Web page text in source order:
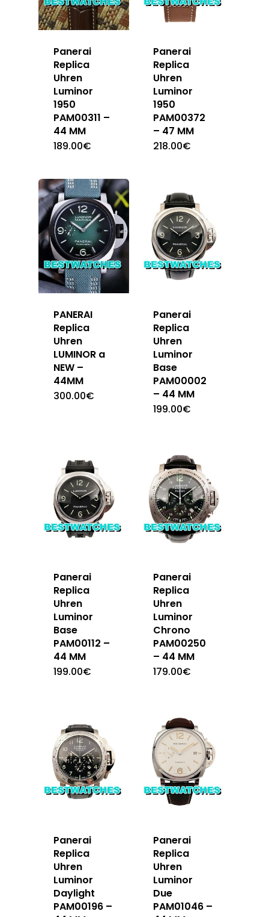
Panerai
Replica
Uhren
Luminor
1950
PAM00311 –
44 MM
189.00€
Panerai
Replica
Uhren
Luminor
1950
PAM00372
– 47 MM
218.00€
PANERAI
Replica
Uhren
LUMINOR a
NEW –
44MM
300.00€
Panerai
Replica
Uhren
Luminor
Base
PAM00002
– 44 MM
199.00€
Panerai
Replica
Uhren
Luminor
Base
PAM00112 –
44 MM
199.00€
Panerai
Replica
Uhren
Luminor
Chrono
PAM00250
– 44 MM
179.00€
Panerai
Replica
Uhren
Luminor
Daylight
PAM00196 –
Panerai
Replica
Uhren
Luminor
Due
PAM01046 –